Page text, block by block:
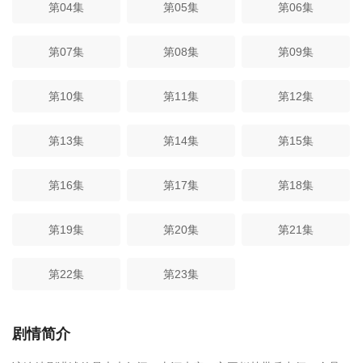
第04集 第05集 第06集
第07集 第08集 第09集
第10集 第11集 第12集
第13集 第14集 第15集
第16集 第17集 第18集
第19集 第20集 第21集
第22集 第23集
剧情简介